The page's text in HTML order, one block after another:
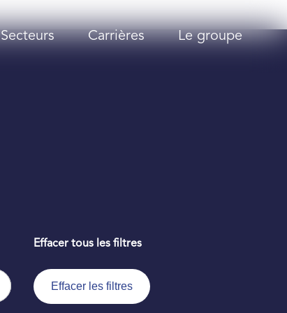
Secteurs Carrières Le groupe
Effacer tous les filtres
Effacer les filtres